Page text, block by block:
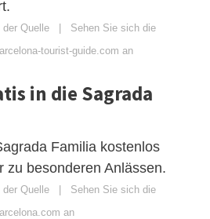
Quelle
Sehen Sie sich die
tourist-guide.com an
in die Sagrada
Familia kostenlos
zu besonderen Anlässen.
Quelle
Sehen Sie sich die
an